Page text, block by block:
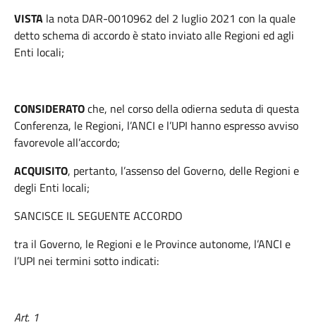
VISTA la nota DAR-0010962 del 2 luglio 2021 con la quale
detto schema di accordo è stato inviato alle Regioni ed agli
Enti locali;
CONSIDERATOche, nel corso della odierna seduta di questa
Conferenza, le Regioni, l’ANCI e l’UPI hanno espresso avviso
favorevole all’accordo;
ACQUISITO, pertanto, l’assenso del Governo, delle Regioni e
degli Enti locali;
SANCISCE IL SEGUENTE ACCORDO
tra il Governo, le Regioni e le Province autonome, l’ANCI e
l’UPI nei termini sotto indicati:
Art. 1